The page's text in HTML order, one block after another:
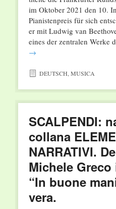
im Oktober 2021 den 10.
Pianistenpreis für sich
er mit Ludwig van
eines der zentralen Werke
→
DEUTSCH,MUSICA
SCALPENDI:
collana
NARRATIVI.
Michele
“In buone
vera.